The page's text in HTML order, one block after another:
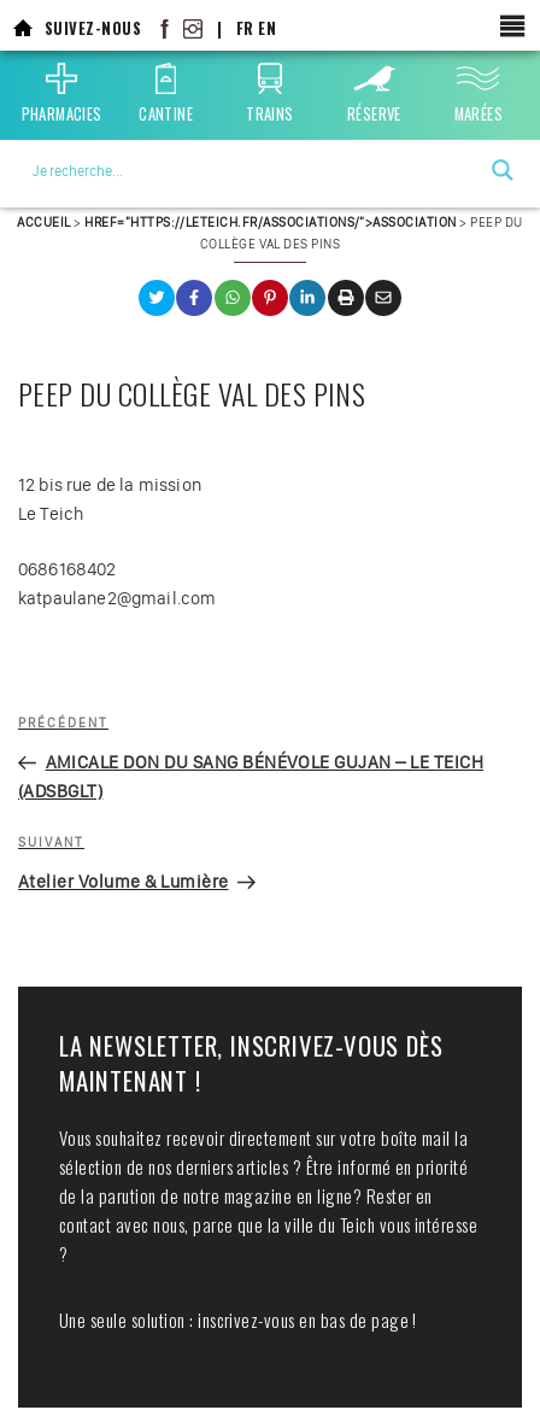
au
contenu
principal
SUIVEZ-NOUS | FR EN
PHARMACIES CANTINE TRAINS RÉSERVE MARÉES
ACCUEIL> HREF="HTTPS://LETEICH.FR/ASSOCIATIONS/">ASSOCIATION > PEEP DU
COLLÈGE VAL DES PINS
PEEP DU COLLÈGE VAL DES PINS
12 bis rue de la mission
Le Teich
0686168402
katpaulane2@gmail.com
Navigation
l’article
Article
précédent
PRÉCÉDENT
AMICALE DON DU SANG BÉNÉVOLE GUJAN – LE TEICH
(ADSBGLT)
Article
suivant
SUIVANT
Atelier Volume & Lumière
LA NEWSLETTER, INSCRIVEZ-VOUS DÈS
MAINTENANT !
Vous souhaitez recevoir directement sur votre boîte mail la
sélection de nos derniers articles ? Être informé en priorité
de la parution de notre magazine en ligne? Rester en
contact avec nous, parce que la ville du Teich vous intéresse
?
Une seule solution : inscrivez-vous en bas de page !